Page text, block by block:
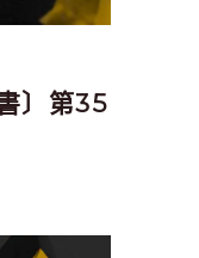
〕第35